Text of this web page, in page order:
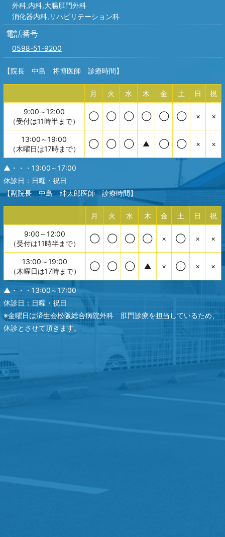
外科,内科,大腸肛門外科
消化器内科,リハビリテーション科
電話番号
0598-51-9200
【院長 中島 将博医師 診療時間】
月 火 水 木 金 土 日 祝
9:00～12:00
（受付は11時半まで）
◯ ◯ ◯ ◯ ◯ ◯ × ×
13:00～19:00
（木曜日は17時まで）
◯ ◯ ◯ ▲ ◯ ◯ × ×
▲・・・13:00～17:00
休診日：日曜・祝日
【副院長 中島 紳太郎医師 診療時間】
月 火 水 木 金 土 日 祝
9:00～12:00
（受付は11時半まで）
◯ ◯ ◯ ◯ × ◯ × ×
13:00～19:00
（木曜日は17時まで）
◯ ◯ ◯ ▲ × ◯ × ×
▲・・・13:00～17:00
休診日：日曜・祝日
※金曜日は済生会松阪総合病院外科 肛門診療を担当しているため、
休診とさせて頂きます。